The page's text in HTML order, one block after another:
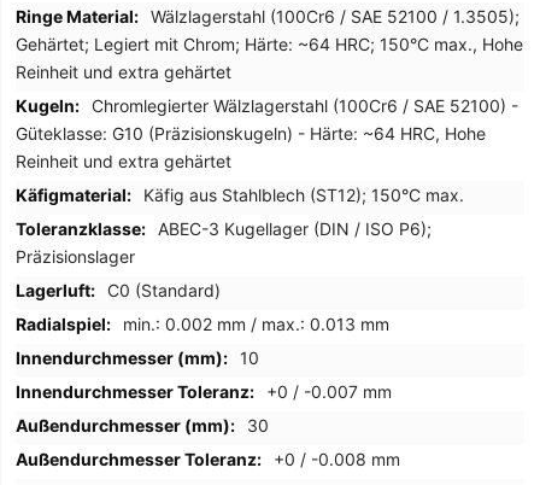
Wälzlagerstahl (100Cr6 / SAE 52100 / 1.3505);
Gehärtet; Legiert mit Chrom; Härte: ~64 HRC; 150°C max., Hohe
Reinheit und extra gehärtet
Chromlegierter Wälzlagerstahl (100Cr6 / SAE 52100) -
Güteklasse: G10 (Präzisionskugeln) - Härte: ~64 HRC, Hohe
Reinheit und extra gehärtet
Käfig aus Stahlblech (ST12); 150°C max.
ABEC-3 Kugellager (DIN / ISO P6);
Präzisionslager
C0 (Standard)
min.: 0.002 mm / max.: 0.013 mm
10
+0 / -0.007 mm
30
+0 / -0.008 mm